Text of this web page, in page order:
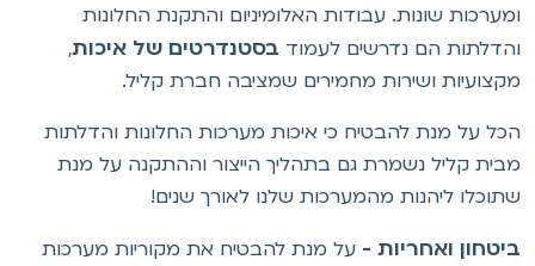
שונות. עבודות האלומיניום והתקנת החלונות
הם נדרשים לעמודבסטנדרטים של איכות,
ושירות מחמירים שמציבה חברת קליל.
על מנת להבטיח כי איכות מערכות החלונות והדלתות
קליל נשמרת גם בתהליך הייצור וההתקנה על מנת
ליהנות מהמערכות שלנו לאורך שנים!
ואחריות -על מנת להבטיח את מקוריות מערכות